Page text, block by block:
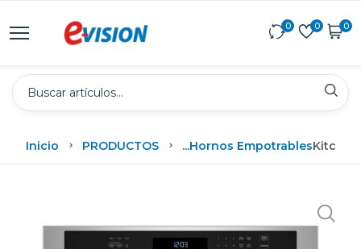
0 0 0
Inicio PRODUCTOS ...Hornos Empotrables